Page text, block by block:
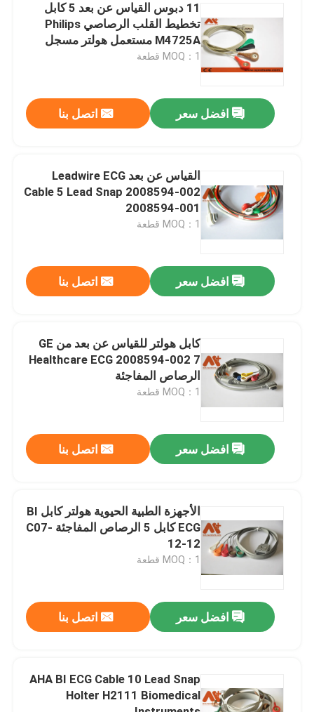
حول بنا
جولة في المعمل
اتصل بنا
أخبار
كابل المريض ECG
جهاز استشعار spo2 القابل لإعادة الاستخدام
11 دبوس القياس عن بعد 5 كابل
تخطيط القلب الرصاصي Philips
M4725A مستعمل هولتر مسجل
MOQ：1 قطعة
افضل سعر اتصل بنا
القياس عن بعد Leadwire ECG
Cable 5 Lead Snap 2008594-002
2008594-001
MOQ：1 قطعة
افضل سعر اتصل بنا
كابل هولتر للقياس عن بعد من GE
Healthcare ECG 2008594-002 7
الرصاص المفاجئة
MOQ：1 قطعة
افضل سعر اتصل بنا
الأجهزة الطبية الحيوية هولتر كابل BI
ECG كابل 5 الرصاص المفاجئة C07-
12-12
MOQ：1 قطعة
افضل سعر اتصل بنا
AHA BI ECG Cable 10 Lead Snap
Holter H2111 Biomedical